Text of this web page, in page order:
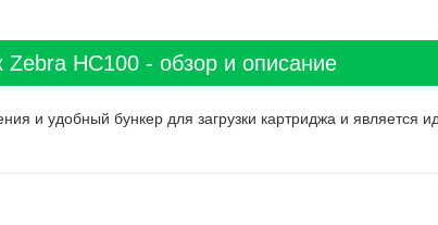
Zebra HC100 - обзор и описание
и удобный бункер для загрузки картриджа и является